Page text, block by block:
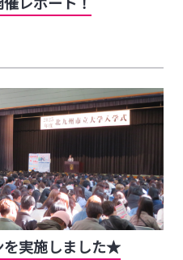
を実施しました★